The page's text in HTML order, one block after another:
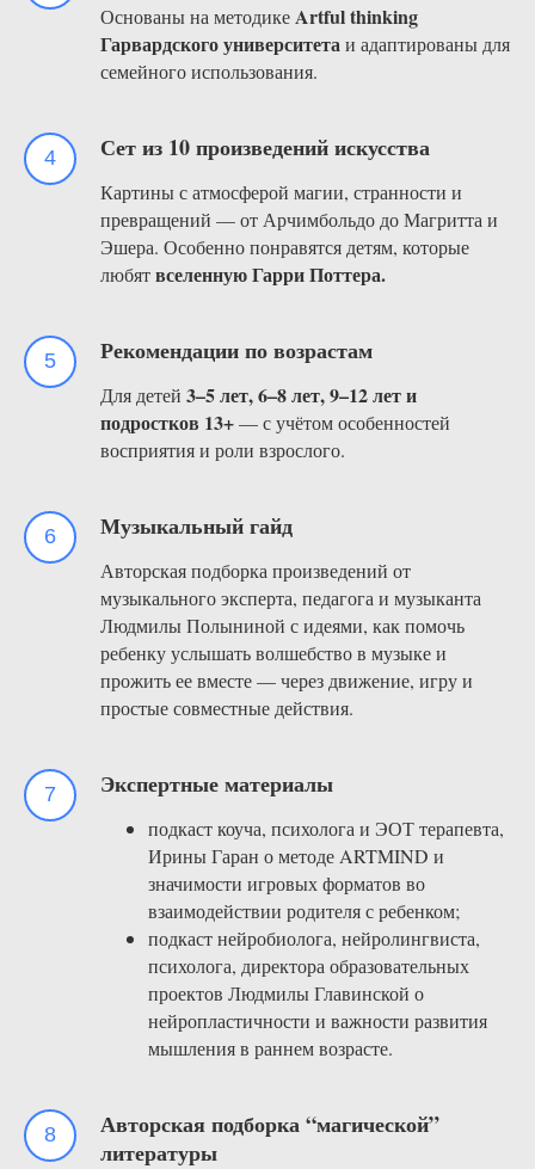
Основаны на методикеArtful thinking
Гарвардского университетаи адаптированы для
семейного использования.
Сет из 10 произведений искусства
Картины с атмосферой магии, странности и
превращений — от Арчимбольдо до Магритта и
Эшера. Особенно понравятся детям, которые
любятвселенную Гарри Поттера.
Рекомендации по возрастам
Для детей 3–5 лет, 6–8 лет, 9–12 лет и
подростков 13+— с учётом особенностей
восприятия и роли взрослого.
Музыкальный гайд
Авторская подборка произведений от
музыкального эксперта, педагога и музыканта
Людмилы Полыниной с идеями, как помочь
ребенку услышать волшебство в музыке и
прожить ее вместе — через движение, игру и
простые совместные действия.
Экспертные материалы
подкаст коуча, психолога и ЭОТ терапевта,
Ирины Гаран о методе ARTMIND и
значимости игровых форматов во
взаимодействии родителя с ребенком;
подкаст нейробиолога, нейролингвиста,
психолога, директора образовательных
проектов Людмилы Главинской о
нейропластичности и важности развития
мышления в раннем возрасте.
Авторская подборка “магической”
литературы